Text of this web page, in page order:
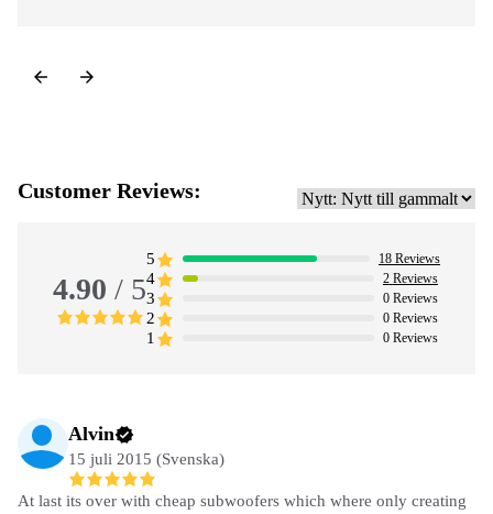
Customer Reviews:
4.90 / 5
5 18 Reviews
4 2 Reviews
3 0 Reviews
2 0 Reviews
1 0 Reviews
Alvin
15 juli 2015 (Svenska)
At last its over with cheap subwoofers which where only creating